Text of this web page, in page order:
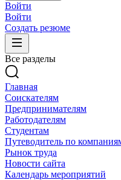
Войти
Войти
Создать резюме
Все разделы
Главная
Соискателям
Предпринимателям
Работодателям
Студентам
Путеводитель по
Рынок труда
Новости сайта
Календарь мероприятий